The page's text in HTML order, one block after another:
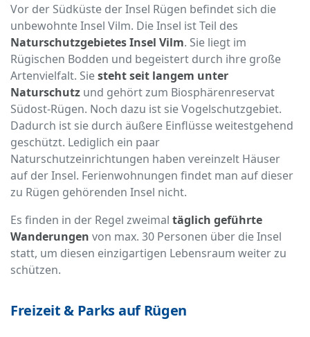
Vor der Südküste der Insel Rügen befindet sich die
unbewohnte Insel Vilm. Die Insel ist Teil des
Naturschutzgebietes Insel Vilm. Sie liegt im
Rügischen Bodden und begeistert durch ihre große
Artenvielfalt. Siesteht seit langem unter
Naturschutz und gehört zum Biosphärenreservat
Südost-Rügen. Noch dazu ist sie Vogelschutzgebiet.
Dadurch ist sie durch äußere Einflüsse weitestgehend
geschützt. Lediglich ein paar
Naturschutzeinrichtungen haben vereinzelt Häuser
auf der Insel. Ferienwohnungen findet man auf dieser
zu Rügen gehörenden Insel nicht.
Es finden in der Regel zweimal täglich geführte
Wanderungen von max. 30 Personen über die Insel
statt, um diesen einzigartigen Lebensraum weiter zu
schützen.
Freizeit & Parks auf Rügen